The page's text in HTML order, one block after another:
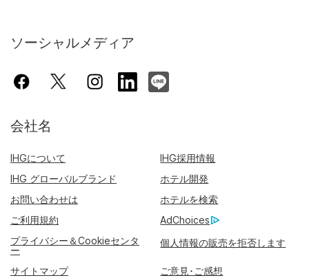
ソーシャルメディア
会社名
IHGについて
IHG採用情報
IHG グローバルブランド
ホテル開発
お問い合わせは
ホテルを検索
ご利用規約
AdChoices
プライバシー＆Cookieセンタ
ー
個人情報の販売を拒否します
サイトマップ ご意見･ご感想